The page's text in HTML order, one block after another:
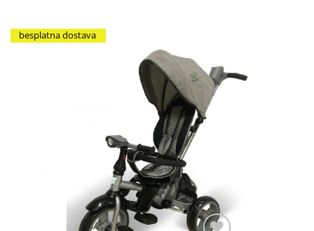
besplatna dostava